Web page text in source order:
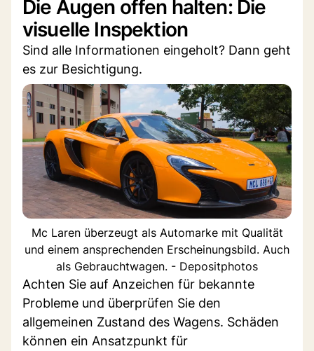
Die Augen offen halten: Die
visuelle Inspektion
Sind alle Informationen eingeholt? Dann geht
es zur Besichtigung.
Mc Laren überzeugt als Automarke mit Qualität
und einem ansprechenden Erscheinungsbild. Auch
als Gebrauchtwagen. - Depositphotos
Achten Sie auf Anzeichen für bekannte
Probleme und überprüfen Sie den
allgemeinen Zustand des Wagens. Schäden
können ein Ansatzpunkt für